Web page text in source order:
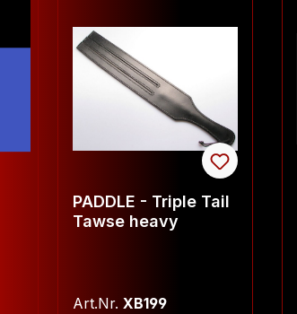
PADDLE - Triple Tail
Tawse heavy
Art.Nr. XB199